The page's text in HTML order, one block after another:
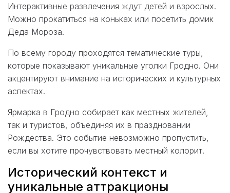
Интерактивные развлечения ждут детей и взрослых.
Можно прокатиться на коньках или посетить домик
Деда Мороза.
По всему городу проходятся тематические туры,
которые показывают уникальные уголки Гродно. Они
акцентируют внимание на исторических и культурных
аспектах.
Ярмарка в Гродно собирает как местных жителей,
так и туристов, объединяя их в праздновании
Рождества. Это событие невозможно пропустить,
если вы хотите прочувствовать местный колорит.
Исторический контекст и
уникальные аттракционы